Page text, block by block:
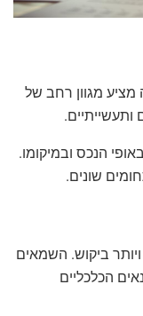
מגוון רחב של
ותעשייתיים.
הנכס ובמיקומו.
שונים.
ביקוש. השמאים
הכלכליים